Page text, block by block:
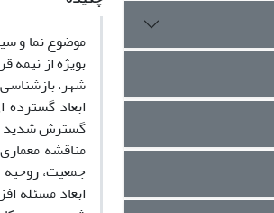
موضوع نما و
بویژه از
شهر،
ابعاد
گسترش شدید
مناقشه
جمعیت،
ابعاد مسئله